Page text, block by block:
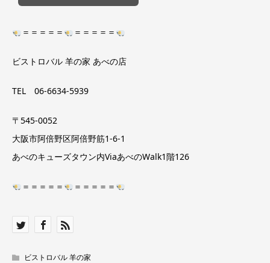
＝＝＝＝＝ ＝＝＝＝＝
ビストロバル 羊の家 あべの店
TEL 06-6634-5939
〒545-0052
大阪市阿倍野区阿倍野筋1-6-1
あべのキューズタウン内ViaあべのWalk1階126
＝＝＝＝＝ ＝＝＝＝＝
ビストロバル 羊の家